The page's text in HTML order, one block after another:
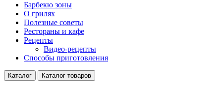
Барбекю зоны
О грилях
Полезные советы
Рестораны и кафе
Рецепты
Видео-рецепты
Способы приготовления
Каталог Каталог товаров